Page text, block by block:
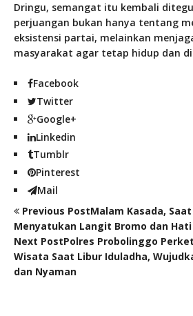
Dringu, semangat itu kembali
perjuangan bukan hanya tentang
eksistensi partai, melainkan
masyarakat agar tetap hidup dan
Facebook
Twitter
Google+
Linkedin
Tumblr
Pinterest
Mail
Previous PostMalam Kasada,
Menyatukan Langit Bromo dan
Next PostPolres Probolinggo
Wisata Saat Libur Iduladha,
dan Nyaman